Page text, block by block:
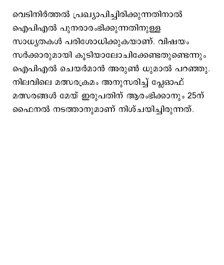
വെടിനിർത്തൽ പ്രഖ്യാപിച്ചിരിക്കുന്നതിനാൽ
ഐ‌പി‌എൽ പുനരാരംഭിക്കുന്നതിനുള്ള
സാധ്യതകൾ പരിശോധിക്കുകയാണ്. വിഷയം
സർക്കാരുമായി കൂടിയാലോചിക്കേണ്ടതുണ്ടെന്നും
ഐപിഎൽ ചെയർമാൻ അരുൺ ധുമാൽ പറഞ്ഞു.
നിലവിലെ മത്സരക്രമം അനുസരിച്ച് പ്ലേഓഫ്
മത്സരങ്ങൾ മേയ് ഇരുപതിന് ആരംഭിക്കാനും 25ന്
ഫൈനൽ നടത്താനുമാണ് നിശ്ചയിച്ചിരുന്നത്.